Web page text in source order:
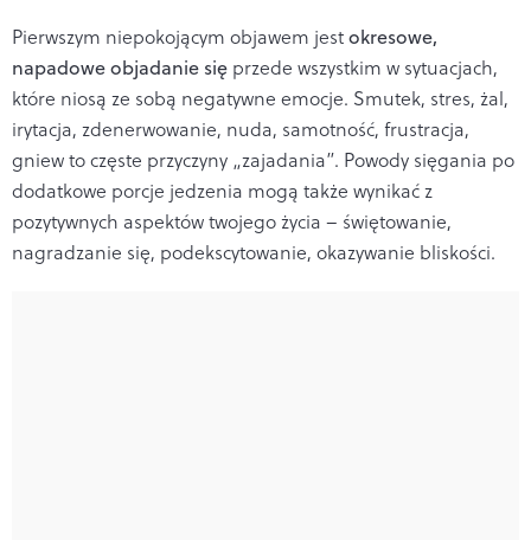
Pierwszym niepokojącym objawem jestokresowe,
napadowe objadanie się przede wszystkim w sytuacjach,
które niosą ze sobą negatywne emocje. Smutek, stres, żal,
irytacja, zdenerwowanie, nuda, samotność, frustracja,
gniew to częste przyczyny „zajadania”. Powody sięgania po
dodatkowe porcje jedzenia mogą także wynikać z
pozytywnych aspektów twojego życia – świętowanie,
nagradzanie się, podekscytowanie, okazywanie bliskości.